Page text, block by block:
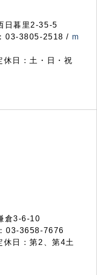
日暮里2-35-5
03-3805-2518 / m
日：土・日・祝
倉3-6-10
03-3658-7676
日：第2、第4土